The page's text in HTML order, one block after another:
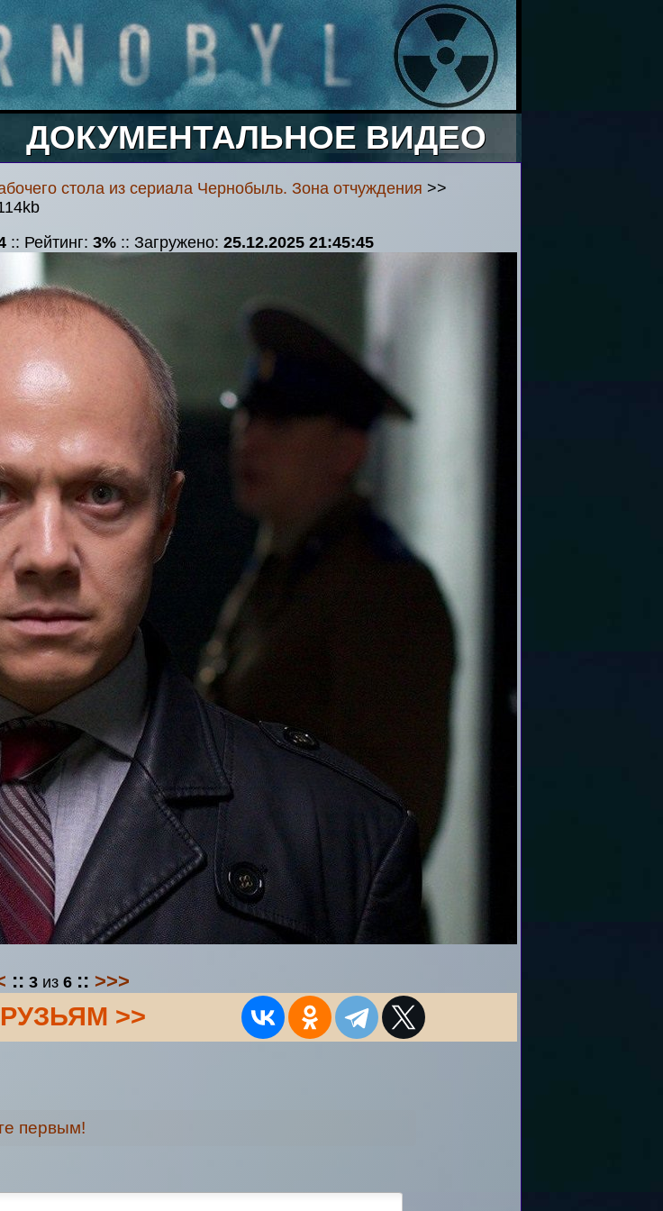
ДОКУМЕНТАЛЬНОЕ ВИДЕО
стола из сериала Чернобыль. Зона отчуждения >>
:: Рейтинг: 3% :: Загружено: 25.12.2025 21:45:45
:: 3из 6 :: >>>
>>
первым!